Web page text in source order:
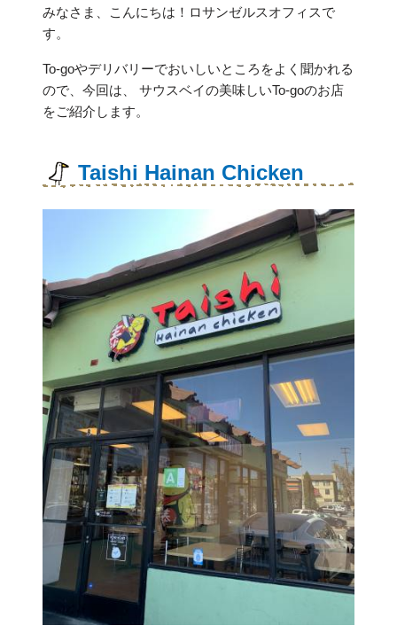
みなさま、こんにちは！ロサンゼルスオフィスで
す。
To-goやデリバリーでおいしいところをよく聞かれる
ので、今回は、 サウスベイの美味しいTo-goのお店
をご紹介します。
Taishi Hainan Chicken